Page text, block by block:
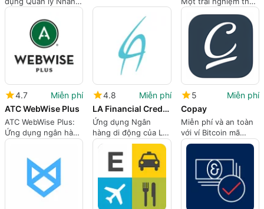
viên Chăm sóc Sức
khỏe và Chăm sóc
Tại nhà
ghi nợ và ngân hàng
di động toàn diện
4.7
Miễn phí
ATC WebWise Plus
ATC WebWise Plus:
Ứng dụng ngân hàng
nâng cao cho việc sử
doanh nghiệp.
4.8
Miễn phí
LA Financial Credit Union
Ứng dụng Ngân
hàng di động của LA
Financial Credit
Union
5
Miễn phí
Copay
Miễn phí và an toàn
với ví Bitcoin mã
nguồn mở.